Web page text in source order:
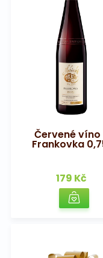
Červené
Frankovka
179 Kč